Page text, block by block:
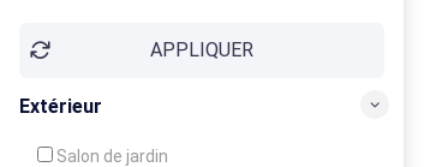
Balcon / Terrasse
APPLIQUER
Extérieur
Salon de jardin